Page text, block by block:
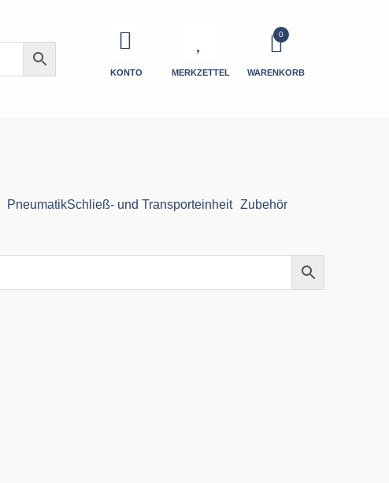
KONTO
MERKZETTEL WARENKORB
PneumatikSchließ- und Transporteinheit
Zubehör